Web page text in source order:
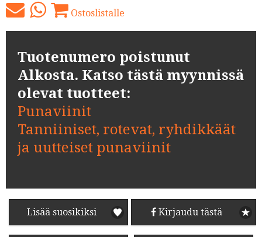
Ostoslistalle
Tuotenumero poistunut
Alkosta. Katso tästä myynnissä
olevat tuotteet:
Punaviinit
Tanniiniset, rotevat, ryhdikkäät
ja uutteiset punaviinit
Lisää suosikiksi Kirjaudu tästä